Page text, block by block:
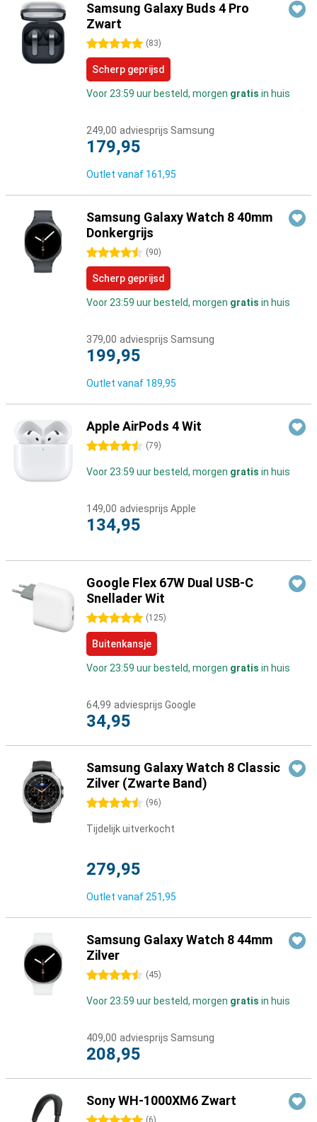
Samsung Galaxy Buds 4 Pro
Zwart
5 sterren (83)
Scherp geprijsd
Voor 23:59 uur besteld, morgen gratis in huis
249,00 adviesprijs Samsung
179,95
Outlet vanaf 161,95
Samsung Galaxy Watch 8 40mm
Donkergrijs
4.5 sterren (90)
Scherp geprijsd
Voor 23:59 uur besteld, morgen gratis in huis
379,00 adviesprijs Samsung
199,95
Outlet vanaf 189,95
Apple AirPods 4 Wit
4.5 sterren (79)
Voor 23:59 uur besteld, morgen gratis in huis
149,00 adviesprijs Apple
134,95
Google Flex 67W Dual USB-C
Snellader Wit
5 sterren (125)
Buitenkansje
Voor 23:59 uur besteld, morgen gratis in huis
64,99 adviesprijs Google
34,95
Samsung Galaxy Watch 8 Classic
Zilver (Zwarte Band)
4.5 sterren (96)
Tijdelijk uitverkocht
279,95
Outlet vanaf 251,95
Samsung Galaxy Watch 8 44mm
Zilver
4.5 sterren (45)
Voor 23:59 uur besteld, morgen gratis in huis
409,00 adviesprijs Samsung
208,95
Sony WH-1000XM6 Zwart
(6)